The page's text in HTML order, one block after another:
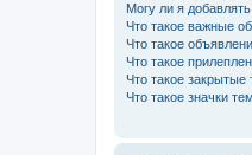
Могу ли я
Что такое важные
Что такое
Что такое
Что такое закрытые
Что такое значки